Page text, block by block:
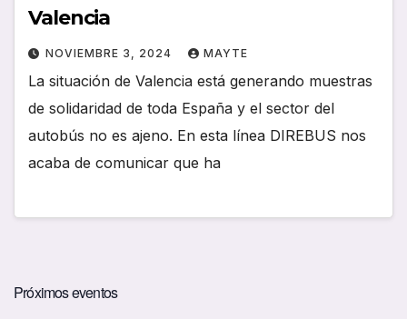
Valencia
NOVIEMBRE 3, 2024 MAYTE
La situación de Valencia está generando muestras
de solidaridad de toda España y el sector del
autobús no es ajeno. En esta línea DIREBUS nos
acaba de comunicar que ha
Próximos eventos